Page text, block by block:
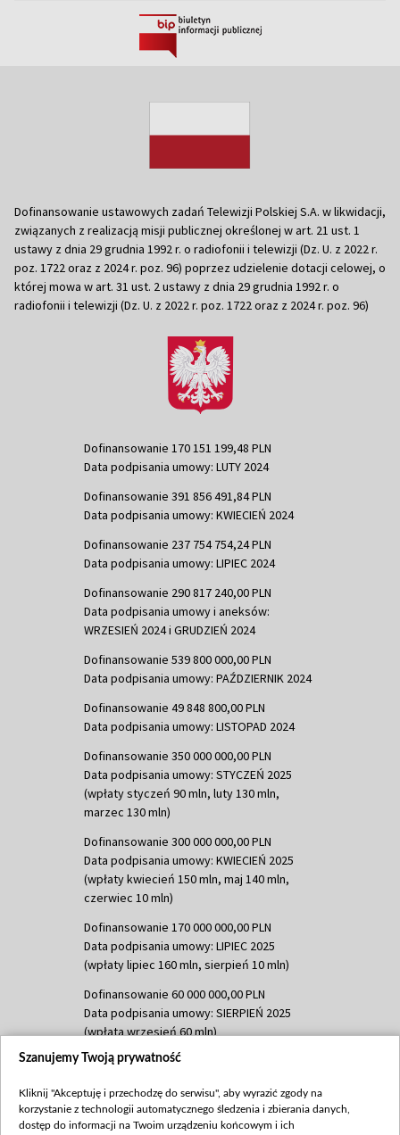
Dofinansowanie ustawowych zadań Telewizji Polskiej S.A. w likwidacji,
związanych z realizacją misji publicznej określonej w art. 21 ust. 1
ustawy z dnia 29 grudnia 1992 r. o radiofonii i telewizji (Dz. U. z 2022 r.
poz. 1722 oraz z 2024 r. poz. 96) poprzez udzielenie dotacji celowej, o
której mowa w art. 31 ust. 2 ustawy z dnia 29 grudnia 1992 r. o
radiofonii i telewizji (Dz. U. z 2022 r. poz. 1722 oraz z 2024 r. poz. 96)
Dofinansowanie 170 151 199,48 PLN
Data podpisania umowy: LUTY 2024
Dofinansowanie 391 856 491,84 PLN
Data podpisania umowy: KWIECIEŃ 2024
Dofinansowanie 237 754 754,24 PLN
Data podpisania umowy: LIPIEC 2024
Dofinansowanie 290 817 240,00 PLN
Data podpisania umowy i aneksów:
WRZESIEŃ 2024 i GRUDZIEŃ 2024
Dofinansowanie 539 800 000,00 PLN
Data podpisania umowy: PAŹDZIERNIK 2024
Dofinansowanie 49 848 800,00 PLN
Data podpisania umowy: LISTOPAD 2024
Dofinansowanie 350 000 000,00 PLN
Data podpisania umowy: STYCZEŃ 2025
(wpłaty styczeń 90 mln, luty 130 mln,
marzec 130 mln)
Dofinansowanie 300 000 000,00 PLN
Data podpisania umowy: KWIECIEŃ 2025
(wpłaty kwiecień 150 mln, maj 140 mln,
czerwiec 10 mln)
Dofinansowanie 170 000 000,00 PLN
Data podpisania umowy: LIPIEC 2025
(wpłaty lipiec 160 mln, sierpień 10 mln)
Dofinansowanie 60 000 000,00 PLN
Data podpisania umowy: SIERPIEŃ 2025
(wpłata wrzesień 60 mln)
Dofinansowanie 635 783 051,21 PLN
(wpłata wrzesień 100 mln, październik 350
mln, listopad 265 mln)
Szanujemy Twoją prywatność
Kliknij "Akceptuję i przechodzę do serwisu", aby wyrazić zgody na
korzystanie z technologii automatycznego śledzenia i zbierania danych,
dostęp do informacji na Twoim urządzeniu końcowym i ich